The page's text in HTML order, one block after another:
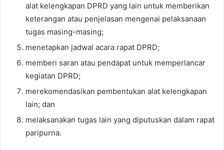
alat kelengkapan DPRD yang lain untuk memberikan
keterangan atau penjelasan mengenai pelaksanaan
tugas masing-masing;
menetapkan jadwal acara rapat DPRD;
memberi saran atau pendapat untuk memperlancar
kegiatan DPRD;
merekomendasikan pembentukan alat kelengkapan
lain; dan
melaksanakan tugas lain yang diputuskan dalam rapat
paripurna.